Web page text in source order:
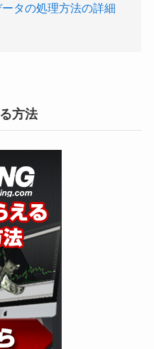
タの処理方法の詳細
方法